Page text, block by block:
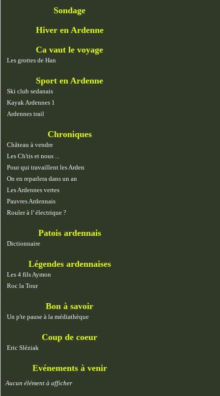
Sondage
Hiver en Ardenne
Ca vaut le voyage
Les grottes de Han
Sport en Ardenne
Ski club sedanais
Kayak Ardennes 1
Ardennes trail
Chroniques
Château à vendre
Les Ch'tis et nous ...
Pour qui travaillent les Arden
On en reparlera dans un an
Les Ardennes vertes
Pauvres Ardennais
Rouler à l' électrique ?
Patois ardennais
Dictionnaire
Légendes ardennaises
Les 4 fils Aymon
Roc la Tour
Bon à savoir
Un p'te pause à la médiathèque
Coup de coeur
Eric Sléziak
Evénements à venir
Aucun élément à afficher